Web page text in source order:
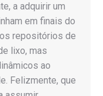
a adquirir um
em finais do
repositórios de
lixo, mas
ao
Felizmente, que